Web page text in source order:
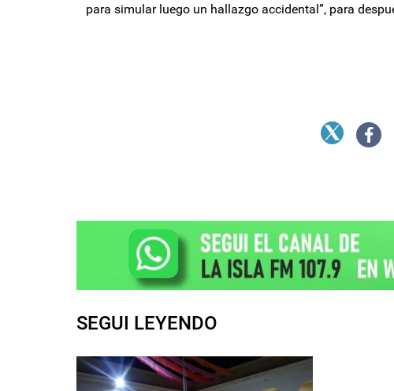
para simular luego un hallazgo accidental”, para
SEGUI LEYENDO